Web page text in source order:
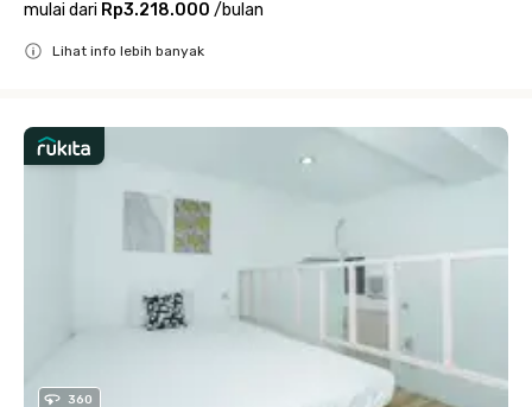
mulai dari Rp3.218.000 /bulan
Lihat info lebih banyak
360